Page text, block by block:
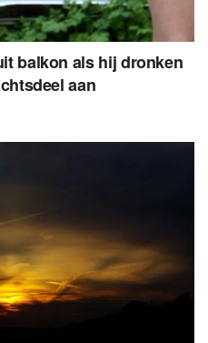
balkon als hij dronken
aan